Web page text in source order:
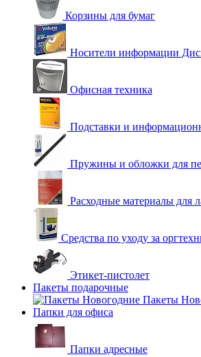
Корзины для бумаг
Носители информации
Офисная техника
Подставки и
Пружины и обложки для
Расходные материалы для
Средства по уходу за
Этикет-пистолет
Пакеты подарочные
Пакеты
Папки для офиса
Папки адресные